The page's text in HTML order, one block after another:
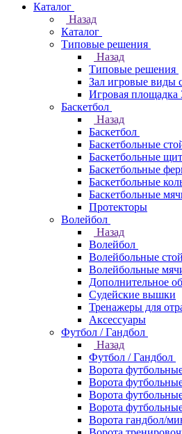
Каталог
Назад
Каталог
Типовые решения
Назад
Типовые решения
Зал игровые виды
Игровая площадка
Баскетбол
Назад
Баскетбол
Баскетбольные
Баскетбольные
Баскетбольные
Баскетбольные
Баскетбольные
Протекторы
Волейбол
Назад
Волейбол
Волейбольные
Волейбольные
Дополнительное
Судейские вышки
Тренажеры для
Аксессуары
Футбол / Гандбол
Назад
Футбол / Гандбол
Ворота
Ворота
Ворота
Ворота
Ворота гандбол/